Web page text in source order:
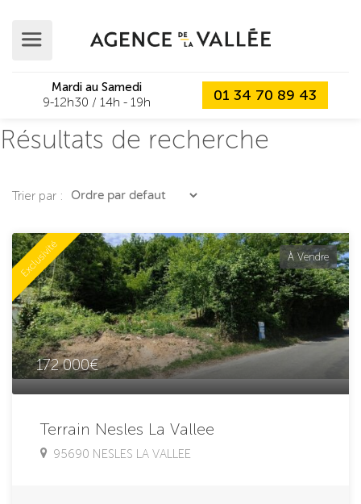
Mardi au Samedi
9-12h30 / 14h - 19h
01 34 70 89 43
Résultats de recherche
Trier par :
Exclusivité À Vendre
172 000€
Terrain Nesles La Vallee
95690 NESLES LA VALLEE